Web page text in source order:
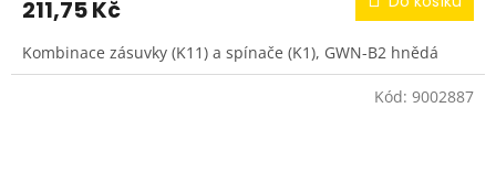
211,75 Kč
Kombinace zásuvky (K11) a spínače (K1), GWN-B2 hnědá
Kód: 9002887